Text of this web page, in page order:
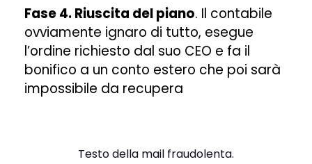
Fase 4. Riuscita del piano. Il contabile
ovviamente ignaro di tutto, esegue
l’ordine richiesto dal suo CEO e fa il
bonifico a un conto estero che poi sarà
impossibile da recupera
Testo della mail fraudolenta.